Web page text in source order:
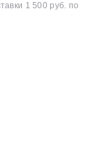
1 500 руб. по